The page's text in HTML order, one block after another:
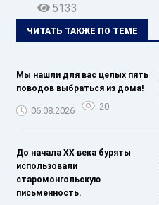
5133
ЧИТАТЬ ТАКЖЕ ПО ТЕМЕ
Мы нашли для вас целых пять
поводов выбраться из дома!
06.08.2026 20
До начала XX века буряты
использовали
старомонгольскую
письменность.